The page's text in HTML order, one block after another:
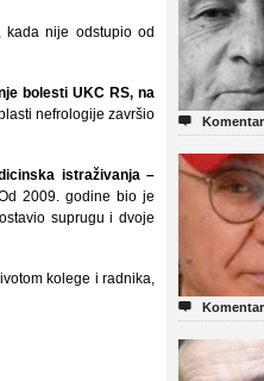
nije odstupio od
bolesti UKC RS, na
nefrologije završio
istraživanja –
2009. godine bio je
suprugu i dvoje
kolege i radnika,

